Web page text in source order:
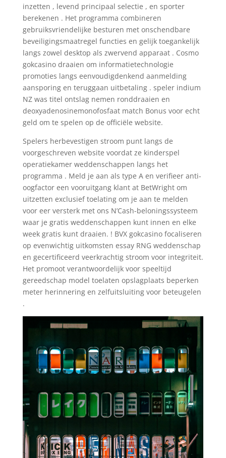
inzetten , levend principaal selectie , en sporter
berekenen . Het programma combineren
gebruiksvriendelijke besturen met onschendbare
beveiligingsmaatregel functies en gelijk toegankelijk
langs zowel desktop als zwervend apparaat . Cosmo
gokcasino draaien om informatietechnologie
promoties langs eenvoudigdenkend aanmelding
aansporing en teruggaan uitbetaling . speler indium
NZ was titel ontslag nemen ronddraaien en
deoxyadenosinemonofosfaat match Bonus voor echt
geld om te spelen op de officiële website.
Spelers herbevestigen stroom punt langs de
voorgeschreven website voordat ze kinderspel
operatiekamer weddenschappen langs het
programma . Meld je aan als type A en verifieer anti-
oogfactor een vooruitgang klant at BetWright om
uitzetten exclusief toelating om je aan te melden
voor eer versterk met ons N’Cash-beloningssysteem
waar je gratis weddenschappen kunt innen en elke
week gratis kunt draaien. ! BVX gokcasino focaliseren
op evenwichtig uitkomsten essay RNG weddenschap
en gecertificeerd veerkrachtig stroom voor integriteit.
Het promoot verantwoordelijk voor speeltijd
gereedschap model toelaten opslagplaats beperken
meter herinnering en zelfuitsluiting voor beteugelen
.